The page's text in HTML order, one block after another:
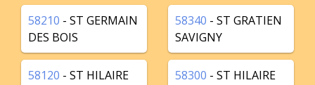
58210 - ST GERMAIN
DES BOIS
58340 - ST GRATIEN
SAVIGNY
58120 - ST HILAIRE
58300 - ST HILAIRE